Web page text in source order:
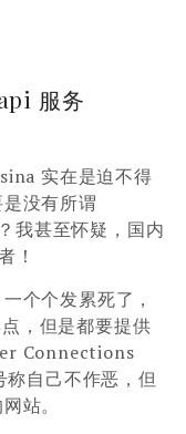
服务
实在是迫不得
没有所谓
我甚至怀疑，国内
！
个个发累死了，
，但是都要提供
Connections
自己不作恶，但
站。